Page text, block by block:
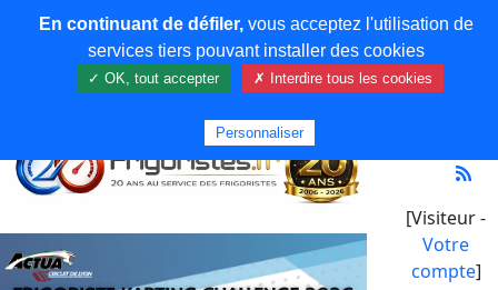
[Visiteur -
Votre
compte]
En continuant de défiler,vous acceptez l'utilisation de
services tiers pouvant installer des cookies
✓ OK, tout accepter ✗ Interdire tous les cookies
Personnaliser